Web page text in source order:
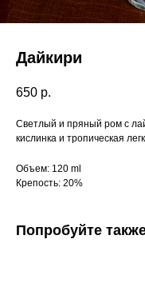
Дайкири
650 р.
Светлый и пряный ром с
кислинка и тропическая
Объем: 120 ml
Крепость: 20%
Попробуйте